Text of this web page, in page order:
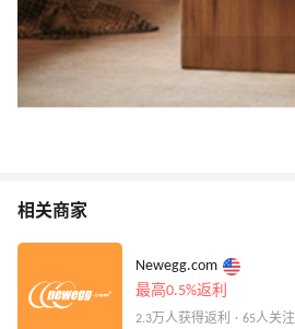
相关商家
Newegg.com
最高0.5%返利
2.3万人获得返利 · 65人关注